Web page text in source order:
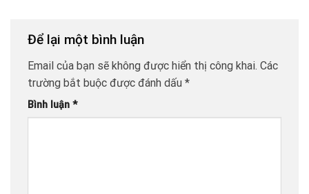
Để lại một bình luận
Email của bạn sẽ không được hiển thị công khai. Các
trường bắt buộc được đánh dấu *
Bình luận *